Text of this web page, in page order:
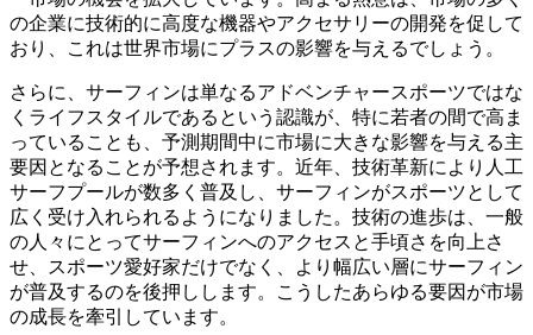
の企業に技術的に高度な機器やアクセサリーの開発を促して
おり、これは世界市場にプラスの影響を与えるでしょう。
さらに、サーフィンは単なるアドベンチャースポーツではな
くライフスタイルであるという認識が、特に若者の間で高ま
っていることも、予測期間中に市場に大きな影響を与える主
要因となることが予想されます。近年、技術革新により人工
サーフプールが数多く普及し、サーフィンがスポーツとして
広く受け入れられるようになりました。技術の進歩は、一般
の人々にとってサーフィンへのアクセスと手頃さを向上さ
せ、スポーツ愛好家だけでなく、より幅広い層にサーフィン
が普及するのを後押しします。こうしたあらゆる要因が市場
の成長を牽引しています。